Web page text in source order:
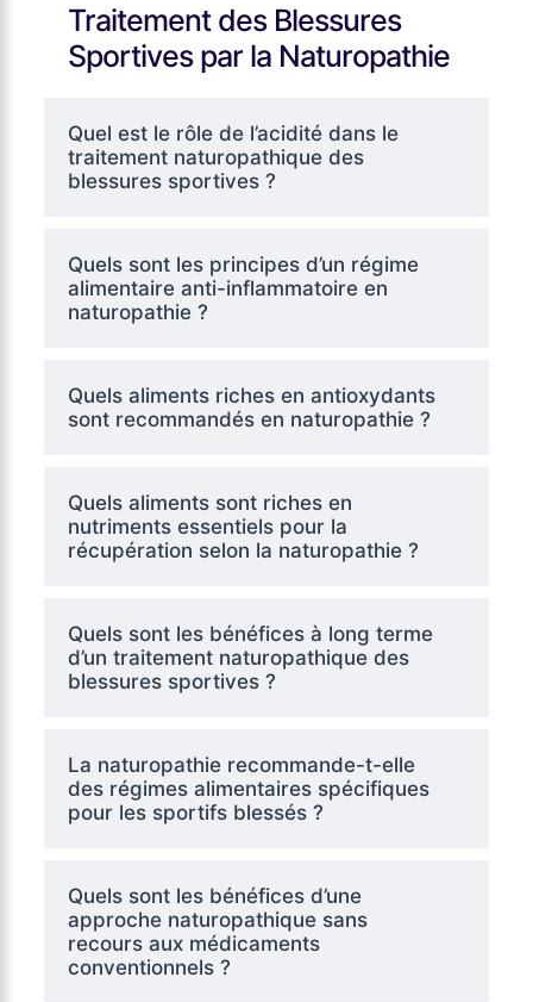
Traitement des Blessures
Sportives par la Naturopathie
Quel est le rôle de l’acidité dans le
traitement naturopathique des
blessures sportives ?
Quels sont les principes d’un régime
alimentaire anti-inflammatoire en
naturopathie ?
Quels aliments riches en antioxydants
sont recommandés en naturopathie ?
Quels aliments sont riches en
nutriments essentiels pour la
récupération selon la naturopathie ?
Quels sont les bénéfices à long terme
d’un traitement naturopathique des
blessures sportives ?
La naturopathie recommande-t-elle
des régimes alimentaires spécifiques
pour les sportifs blessés ?
Quels sont les bénéfices d’une
approche naturopathique sans
recours aux médicaments
conventionnels ?